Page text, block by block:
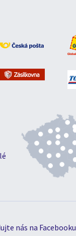
nás na Facebooku